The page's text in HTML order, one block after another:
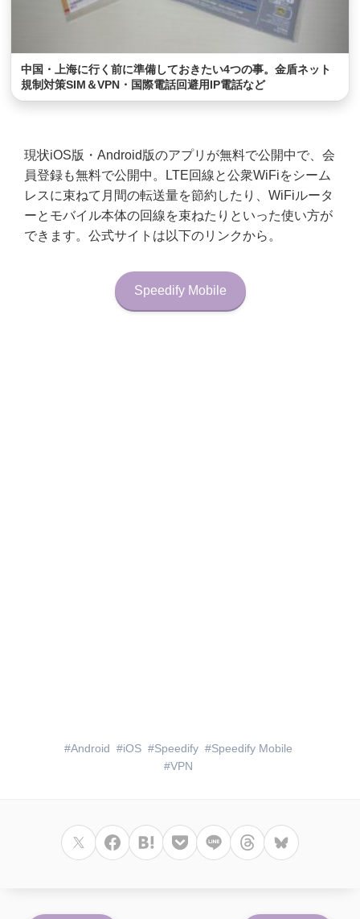
中国・上海に行く前に準備しておきたい4つの事。金盾ネット
規制対策SIM＆VPN・国際電話回避用IP電話など
現状iOS版・Android版のアプリが無料で公開中で、会
員登録も無料で公開中。LTE回線と公衆WiFiをシーム
レスに束ねて月間の転送量を節約したり、WiFiルータ
ーとモバイル本体の回線を束ねたりといった使い方が
できます。公式サイトは以下のリンクから。
Speedify Mobile
Android iOS Speedify
Speedify Mobile
VPN